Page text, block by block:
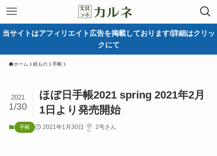
当サイトはアフィリエイト広告を掲載しております/詳細はクリッ
クにて
ホーム 紙もの 手帳
ほぼ日手帳2021 spring 2021年2月
1日より発売開始
2021
1/30
手帳 2021年1月30日 2号さん